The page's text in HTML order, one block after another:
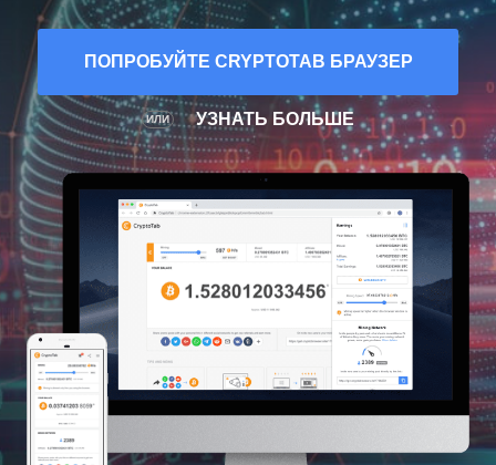
ПОПРОБУЙТЕ CRYPTOTAB БРАУЗЕР
ИЛИ УЗНАТЬ БОЛЬШЕ